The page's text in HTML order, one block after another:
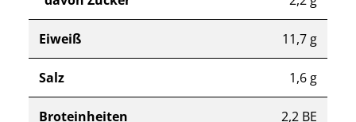
Eiweiß 11,7 g
Salz 1,6 g
Broteinheiten 2,2 BE